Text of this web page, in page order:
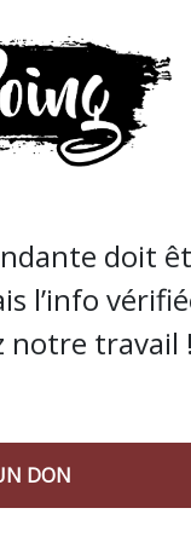
:
doit
l’info
notre travail
DON